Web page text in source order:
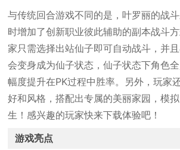
与传统回合游戏不同的是，叶罗丽的战
时增加了创新职业彼此辅助的副本战斗
家只需选择出站仙子即可自动战斗，并
会变身成为仙子状态，仙子状态下角色
幅度提升在PK过程中胜率。另外，玩家
好和风格，搭配出专属的美丽家园，模
生！感兴趣的玩家快来下载体验吧！
游戏亮点